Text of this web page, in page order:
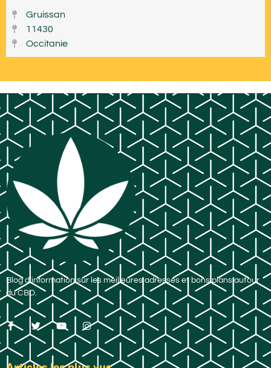
Gruissan
11430
Occitanie
Blog d’information sur les meilleures adresses et bons plans autour
du CBD.